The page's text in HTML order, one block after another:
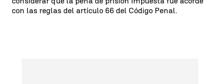
con las reglas del artículo 66 del Código Penal.